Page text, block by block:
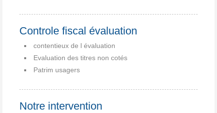
Controle fiscal évaluation
contentieux de l évaluation
Evaluation des titres non cotés
Patrim usagers
Notre intervention